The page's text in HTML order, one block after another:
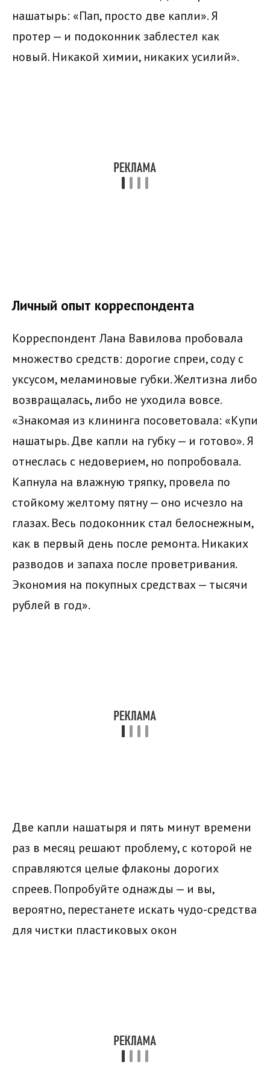
нашатырь: «Пап, просто две капли». Я
протер — и подоконник заблестел как
новый. Никакой химии, никаких усилий».
Личный опыт корреспондента
Корреспондент Лана Вавилова пробовала
множество средств: дорогие спреи, соду с
уксусом, меламиновые губки. Желтизна либо
возвращалась, либо не уходила вовсе.
«Знакомая из клининга посоветовала: «Купи
нашатырь. Две капли на губку — и готово». Я
отнеслась с недоверием, но попробовала.
Капнула на влажную тряпку, провела по
стойкому желтому пятну — оно исчезло на
глазах. Весь подоконник стал белоснежным,
как в первый день после ремонта. Никаких
разводов и запаха после проветривания.
Экономия на покупных средствах — тысячи
рублей в год».
Две капли нашатыря и пять минут времени
раз в месяц решают проблему, с которой не
справляются целые флаконы дорогих
спреев. Попробуйте однажды — и вы,
вероятно, перестанете искать чудо-средства
для чистки пластиковых окон